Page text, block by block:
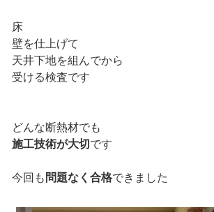
床
壁を仕上げて
天井下地を組んでから
受ける検査です
どんな断熱材でも
施工技術が大切 です
今回も 問題なく合格できました